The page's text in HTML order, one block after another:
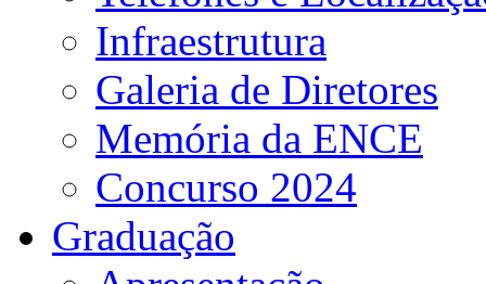
Infraestrutura
Galeria de Diretores
Memória da ENCE
Concurso 2024
Graduação